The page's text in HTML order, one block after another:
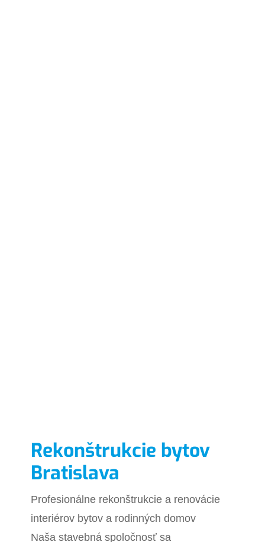
Rekonštrukcie bytov
Bratislava
Profesionálne rekonštrukcie a renovácie
interiérov bytov a rodinných domov
Naša stavebná spoločnosť sa